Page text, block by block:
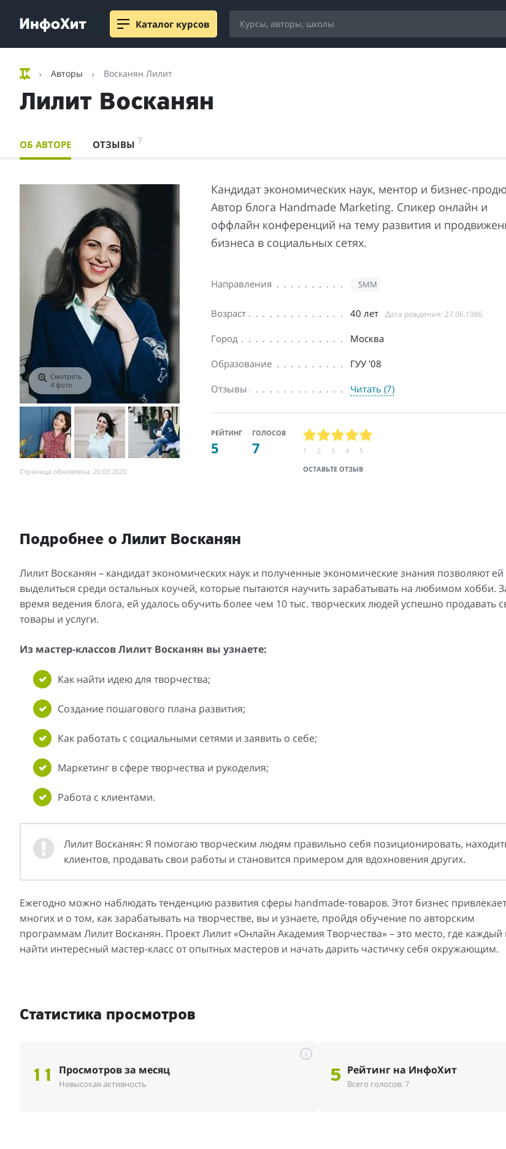
Каталог курсов
Авторы Восканян Лилит
Лилит Восканян
ОБ АВТОРЕ ОТЗЫВЫ 7
Смотреть
4 фото
Страница обновлена: 20.03.2020
Кандидат экономических наук, ментор и бизнес-
Автор блога Handmade Marketing. Спикер онлайн и
оффлайн конференций на тему развития и
бизнеса в социальных сетях.
Направления SMM
Возраст 40 лет Дата рождения: 27.06.1986
Город Москва
Образование ГУУ '08
Отзывы Читать (7)
РЕЙТИНГ
5
ГОЛОСОВ
7
ОСТАВЬТЕ ОТЗЫВ
1 2 3 4 5
Подробнее о Лилит Восканян
Лилит Восканян – кандидат экономических наук и полученные экономические знания позволяют ей
выделиться среди остальных коучей, которые пытаются научить зарабатывать на любимом хобби.
время ведения блога, ей удалось обучить более чем 10 тыс. творческих людей успешно продавать
товары и услуги.
Из мастер-классов Лилит Восканян вы узнаете:
Как найти идею для творчества;
Создание пошагового плана развития;
Как работать с социальными сетями и заявить о себе;
Маркетинг в сфере творчества и рукоделия;
Работа с клиентами.
Лилит Восканян: Я помогаю творческим людям правильно себя позиционировать,
клиентов, продавать свои работы и становится примером для вдохновения других.
Ежегодно можно наблюдать тенденцию развития сферы handmade-товаров. Этот бизнес привлекает
многих и о том, как зарабатывать на творчестве, вы и узнаете, пройдя обучение по авторским
программам Лилит Восканян. Проект Лилит «Онлайн Академия Творчества» – это место, где
найти интересный мастер-класс от опытных мастеров и начать дарить частичку себя окружающим.
Статистика просмотров
11 Просмотров за месяц
Невысокая активность
i
5 Рейтинг на ИнфоХит
Всего голосов: 7